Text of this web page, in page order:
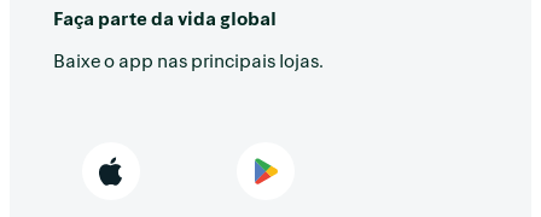
Faça parte da vida global
Baixe o app nas principais lojas.